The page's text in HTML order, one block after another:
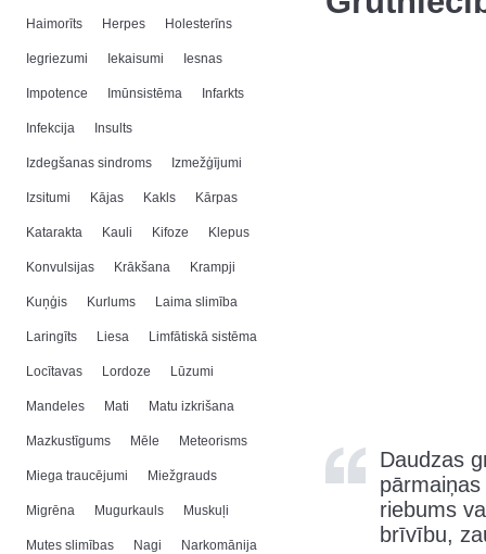
Haimorīts Herpes Holesterīns
Iegriezumi Iekaisumi Iesnas
Impotence Imūnsistēma Infarkts
Infekcija Insults
Izdegšanas sindroms Izmežģījumi
Izsitumi Kājas Kakls Kārpas
Katarakta Kauli Kifoze Klepus
Konvulsijas Krākšana Krampji
Kuņģis Kurlums Laima slimība
Laringīts Liesa Limfātiskā sistēma
Locītavas Lordoze Lūzumi
Mandeles Mati Matu izkrišana
Mazkustīgums Mēle Meteorisms
Miega traucējumi Miežgrauds
Migrēna Mugurkauls Muskuļi
Mutes slimības Nagi Narkomānija
Daudzas
riebums
brīvību,